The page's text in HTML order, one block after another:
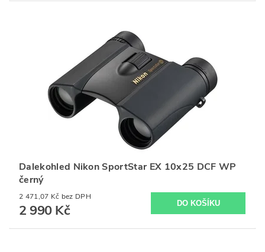
Dalekohled Nikon SportStar EX 10x25 DCF WP
černý
2 471,07 Kč bez DPH
2 990 Kč